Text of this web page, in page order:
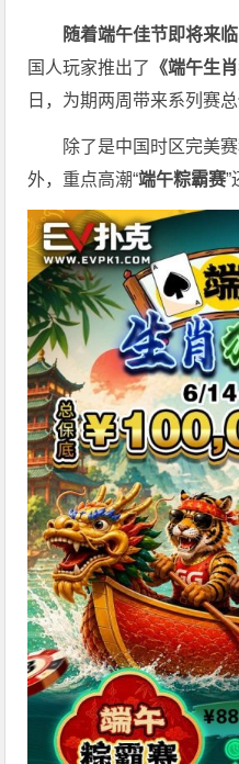
随着端午佳节即将来
国人玩家推出了 《端午生
日，为期两周带来系列赛
除了是中国时区完美
外，重点高潮“端午粽霸赛”